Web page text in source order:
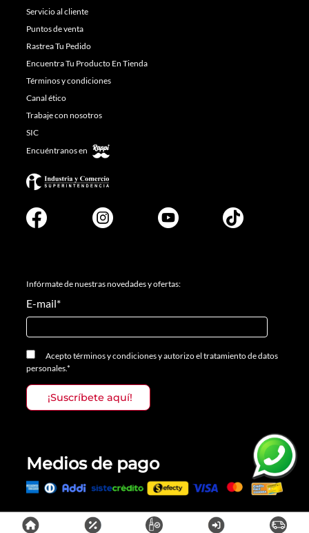
Servicio al cliente
Puntos de venta
Rastrea Tu Pedido
Encuentra Tu Producto En Tienda
Términos y condiciones
Canal ético
Trabaje con nosotros
SIC
Encuéntranos en
Infórmate de nuestras novedades y ofertas:
E-mail*
Aceptotérminos y condicionesyautorizo el tratamiento de datos
personales.*
Medios de pago
Todos los derechos reservados, Prosalon Distribuciones S.A.S., 2023